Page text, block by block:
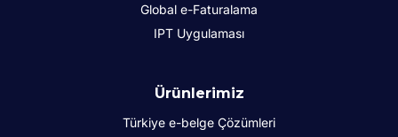
Global e-Faturalama
IPT Uygulaması
Ürünlerimiz
Türkiye e-belge Çözümleri